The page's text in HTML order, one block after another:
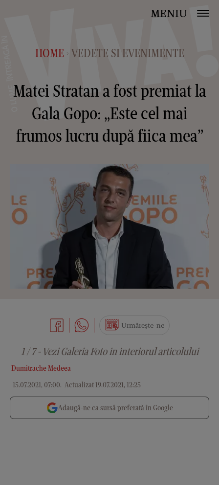
MENIU
HOME > VEDETE SI EVENIMENTE
Matei Stratan a fost premiat la
Gala Gopo: „Este cel mai
frumos lucru după fiica mea”
Dumitrache Medeea
15.07.2021, 07:00. Actualizat 19.07.2021, 12:25
Urmărește-ne
1 / 7 - Vezi Galeria Foto in interiorul articolului
Adaugă-ne ca sursă preferată în Google